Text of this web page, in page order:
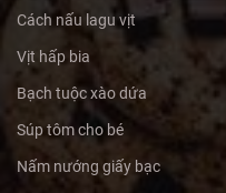
Cách nấu lagu vịt
Vịt hấp bia
Bạch tuộc xào dứa
Súp tôm cho bé
Nấm nướng giấy bạc